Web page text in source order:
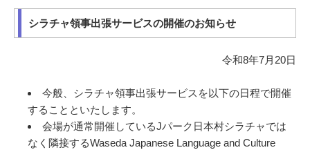
シラチャ領事出張サービスの開催のお知らせ
令和8年7月20日
今般、シラチャ領事出張サービスを以下の日程で開催
することといたします。
会場が通常開催しているJパーク日本村シラチャでは
なく隣接するWaseda Japanese Language and Culture